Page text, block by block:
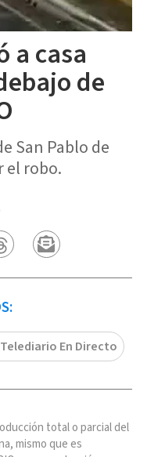
a casa
de
San Pablo de
el robo.
En Directo
total o parcial del
mismo que es